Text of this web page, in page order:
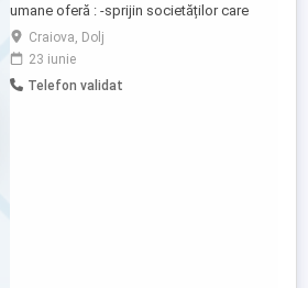
umane oferă : -sprijin societăților care
importa forța de munca , dar si strainilor
ce au nevoie de obținerea permiselor de
ședere. -operare Reges online cu
semnătura digitala -întocmire contracte de
Craiova, Dolj
23 iunie
Telefon validat